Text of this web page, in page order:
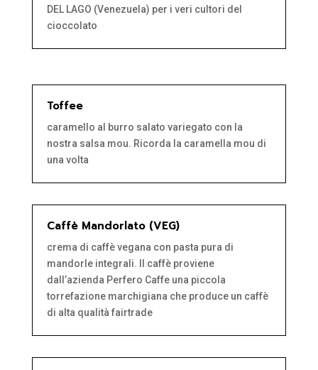
DEL LAGO (Venezuela) per i veri cultori del
cioccolato
Toffee
caramello al burro salato variegato con la
nostra salsa mou. Ricorda la caramella mou di
una volta
Caffè Mandorlato (VEG)
crema di caffè vegana con pasta pura di
mandorle integrali. Il caffè proviene
dall’azienda Perfero Caffe una piccola
torrefazione marchigiana che produce un caffè
di alta qualità fairtrade